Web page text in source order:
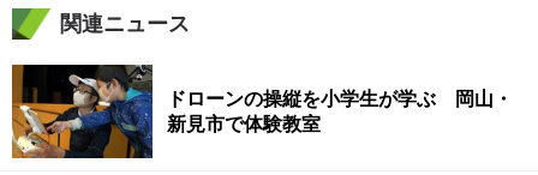
関連ニュース
ドローンの操縦を小学生が学ぶ 岡山・
新見市で体験教室